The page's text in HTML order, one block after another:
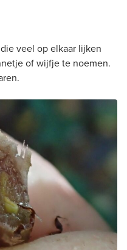
veel op elkaar lijken
of wijfje te noemen.